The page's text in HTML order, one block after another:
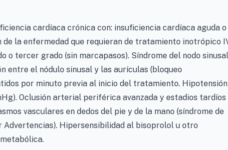
cardíaca crónica con: insuficiencia cardíaca aguda o
la enfermedad que requieran de tratamiento inotrópico
o tercer grado (sin marcapasos). Síndrome del nodo
entre el nódulo sinusal y las aurículas (bloqueo
por minuto previa al inicio del tratamiento. Hipotensión
Oclusión arterial periférica avanzada y estadios tardíos
vasculares en dedos del pie y de la mano (síndrome de
Advertencias). Hipersensibilidad al bisoprolol u otro